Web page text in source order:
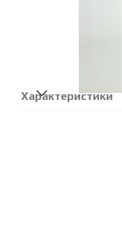
Характеристики